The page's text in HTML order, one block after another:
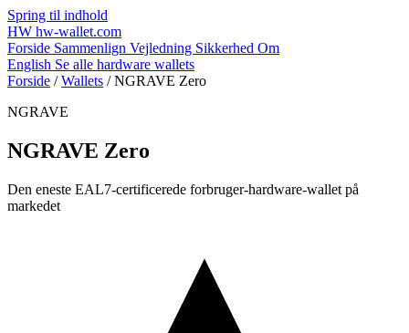
Spring til indhold
HW hw-wallet.com
Forside Sammenlign Vejledning Sikkerhed Om
English Se alle hardware wallets
Forside / Wallets / NGRAVE Zero
NGRAVE
NGRAVE Zero
Den eneste EAL7-certificerede forbruger-hardware-wallet på
markedet